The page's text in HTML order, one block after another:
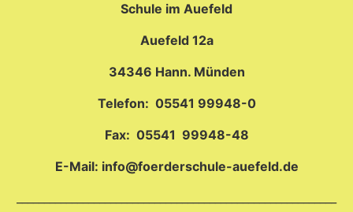
Schule im Auefeld
Auefeld 12a
34346 Hann. Münden
Telefon: 05541 99948-0
Fax: 05541 99948-48
E-Mail: info@foerderschule-auefeld.de